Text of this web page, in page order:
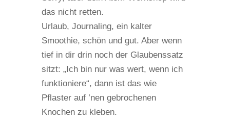
das nicht retten.
Urlaub, Journaling, ein kalter
Smoothie, schön und gut. Aber wenn
tief in dir drin noch der Glaubenssatz
sitzt: „Ich bin nur was wert, wenn ich
funktioniere“, dann ist das wie
Pflaster auf ’nen gebrochenen
Knochen zu kleben.